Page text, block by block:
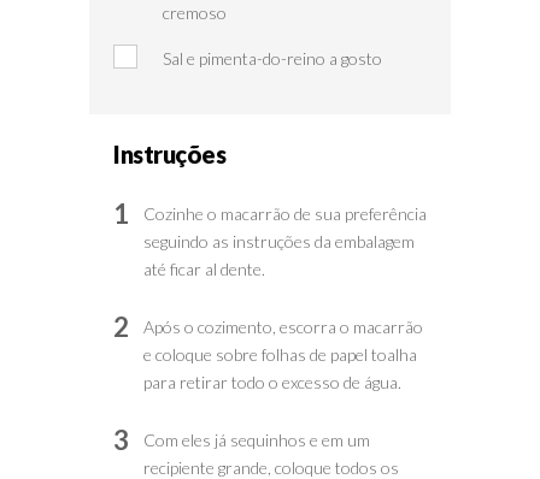
cremoso
Sal e pimenta-do-reino a gosto
Instruções
1
Cozinhe o macarrão de sua preferência
seguindo as instruções da embalagem
até ficar al dente.
2
Após o cozimento, escorra o macarrão
e coloque sobre folhas de papel toalha
para retirar todo o excesso de água.
3
Com eles já sequinhos e em um
recipiente grande, coloque todos os